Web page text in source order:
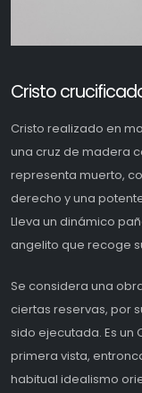
Cristo
Cristo realizado en
una cruz de madera
representa muerto,
derecho y una
Lleva un dinámico
angelito que recoge
Se considera una
ciertas reservas, por
sido ejecutada. Es
primera vista,
habitual idealismo